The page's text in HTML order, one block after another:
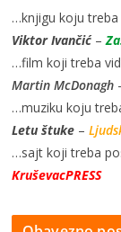
…knjigu koju treba
Viktor Ivančić–
…film koji treba
Martin McDonagh
…muziku koju
Letu štuke –
…sajt koji treba
KruševacPRESS